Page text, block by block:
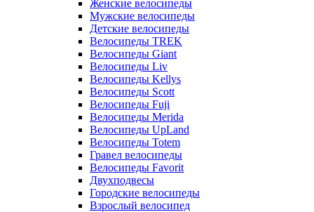
Женские велосипеды
Мужские велосипеды
Детские велосипеды
Велосипеды TREK
Велосипеды Giant
Велосипеды Liv
Велосипеды Kellys
Велосипеды Scott
Велосипеды Fuji
Велосипеды Merida
Велосипеды UpLand
Велосипеды Totem
Гравел велосипеды
Велосипеды Favorit
Двухподвесы
Городские велосипеды
Взрослый велосипед